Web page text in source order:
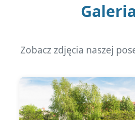
Galeria
Zobacz zdjęcia naszej